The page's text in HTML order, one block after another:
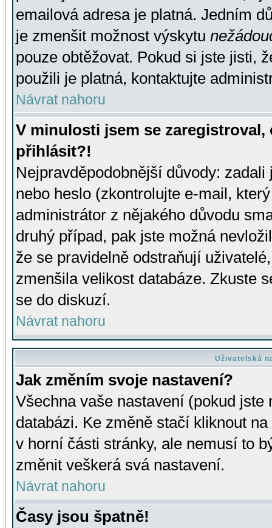
emailová adresa je platná. Jedním
je zmenšit možnost výskytu
pouze obtěžovat. Pokud si jste jisti,
použili je platná, kontaktujte
Návrat nahoru
V minulosti jsem se
přihlásit?!
Nejpravděpodobnější důvody:
nebo heslo (zkontrolujte e-mail,
administrátor z nějakého důvodu
druhý případ, pak jste možná
že se pravidelně odstraňují
zmenšila velikost databáze. Zkuste
se do diskuzí.
Návrat nahoru
Uživatelská
Jak změním svoje nastavení?
Všechna vaše nastavení (pokud
databázi. Ke změně stačí kliknout
v horní části stránky, ale nemusí to
změnit veškerá svá nastavení.
Návrat nahoru
Časy jsou špatně!